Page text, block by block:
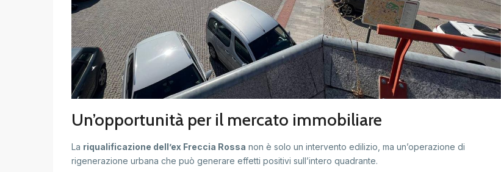
Un’opportunità per il mercato immobiliare
La riqualificazione dell’ex Freccia Rossa non è solo un intervento edilizio, ma un’operazione di
rigenerazione urbana che può generare effetti positivi sull’intero quadrante.